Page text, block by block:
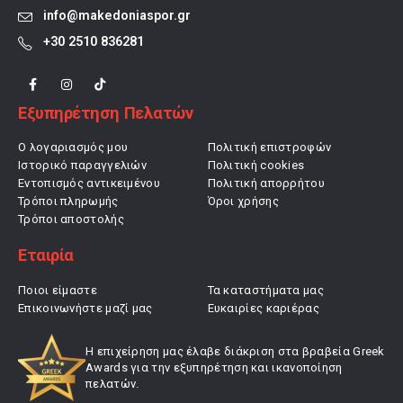
info@makedoniaspor.gr
+30 2510 836281
Εξυπηρέτηση Πελατών
Ο λογαριασμός μου
Ιστορικό παραγγελιών
Εντοπισμός αντικειμένου
Τρόποι πληρωμής
Τρόποι αποστολής
Πολιτική επιστροφών
Πολιτική cookies
Πολιτική απορρήτου
Όροι χρήσης
Εταιρία
Ποιοι είμαστε
Επικοινωνήστε μαζί μας
Τα καταστήματα μας
Ευκαιρίες καριέρας
Η επιχείρηση μας έλαβε διάκριση στα βραβεία Greek
Awards για την εξυπηρέτηση και ικανοποίηση
πελατών.